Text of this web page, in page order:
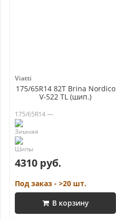
Viatti
175/65R14 82T Brina Nordico
V-522 TL (шип.)
175/65R14 —
4310 руб.
Под заказ - >20 шт.
В корзину